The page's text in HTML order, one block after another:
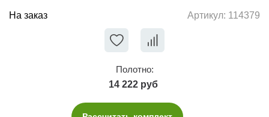
На заказ Артикул: 114379
Полотно:
14 222 руб